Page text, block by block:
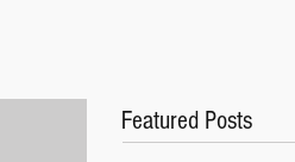
Featured Posts